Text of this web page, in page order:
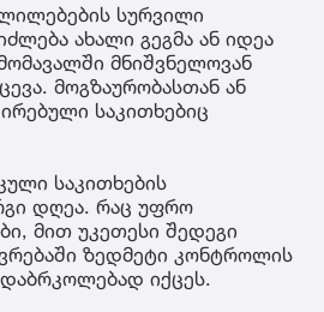
სურვილი
ახალი გეგმა ან იდეა
მნიშვნელოვან
მოგზაურობასთან ან
საკითხებიც
საკითხების
დღეა. რაც უფრო
მით უკეთესი შედეგი
ზედმეტი კონტროლის
იქცეს.